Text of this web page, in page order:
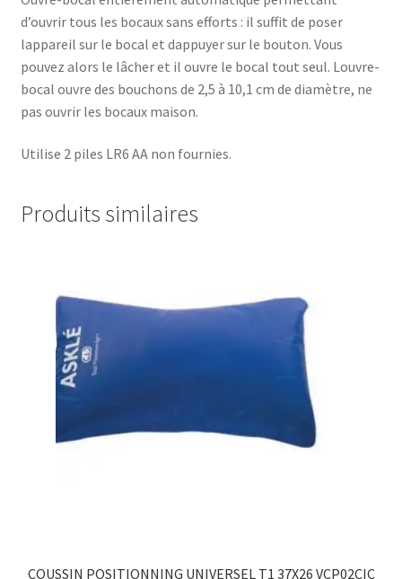
d’ouvrir tous les bocaux sans efforts : il suffit de poser
lappareil sur le bocal et dappuyer sur le bouton. Vous
pouvez alors le lâcher et il ouvre le bocal tout seul. Louvre-
bocal ouvre des bouchons de 2,5 à 10,1 cm de diamètre, ne
pas ouvrir les bocaux maison.
Utilise 2 piles LR6 AA non fournies.
Produits similaires
COUSSIN POSITIONNING UNIVERSEL T1 37X26 VCP02CIC